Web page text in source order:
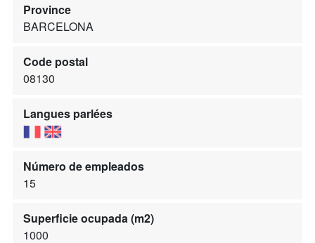
Province
BARCELONA
Code postal
08130
Langues parlées
Número de empleados
15
Superficie ocupada (m2)
1000